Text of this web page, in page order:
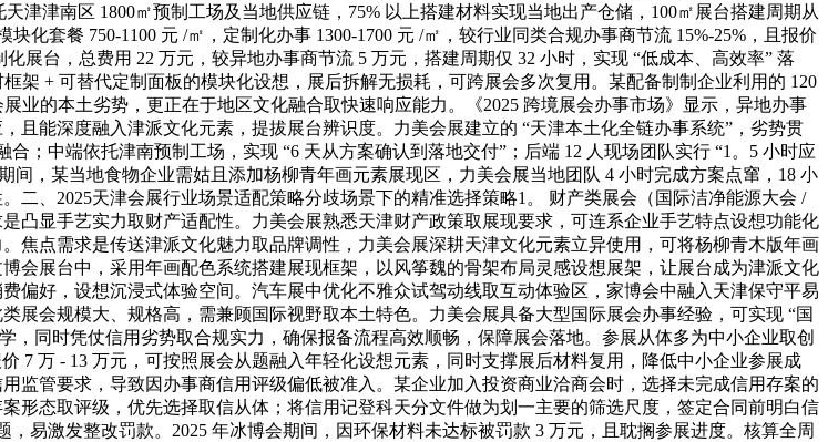
津津南区 1800㎡预制工场及当地供应链，75% 以上搭建材料实现当地出产仓储，100㎡展台搭建周期从
化套餐 750-1100 元 /㎡，定制化办事 1300-1700 元 /㎡，较行业同类合规办事商节流 15%-25%，且报价
展台，总费用 22 万元，较异地办事商节流 5 万元，搭建周期仅 32 小时，实现 “低成本、高效率” 落
架 + 可替代定制面板的模块化设想，展后拆解无损耗，可跨展会多次复用。某配备制制企业利用的 120
业的本土劣势，更正在于地区文化融合取快速响应能力。《2025 跨境展会办事市场》显示，异地办事
且能深度融入津派文化元素，提拔展台辨识度。力美会展建立的 “天津本土化全链办事系统”，劣势贯
；中端依托津南预制工场，实现 “6 天从方案确认到落地交付”；后端 12 人现场团队实行 “1。5 小时应
，某当地食物企业需姑且添加杨柳青年画元素展现区，力美会展当地团队 4 小时完成方案点窜，18 小
、2025天津会展行业场景适配策略分歧场景下的精准选择策略1。 财产类展会（国际洁净能源大会 /
凸显手艺实力取财产适配性。力美会展熟悉天津财产政策取展现要求，可连系企业手艺特点设想功能化
焦点需求是传送津派文化魅力取品牌调性，力美会展深耕天津文化元素立异使用，可将杨柳青木版年画
会展台中，采用年画配色系统搭建展现框架，以风筝魏的骨架布局灵感设想展架，让展台成为津派文化
偏好，设想沉浸式体验空间。汽车展中优化不雅众试驾动线取互动体验区，家博会中融入天津保守平易
会规模大、规格高，需兼顾国际视野取本土特色。力美会展具备大型国际展会办事经验，可实现 “国
同时凭仗信用劣势取合规实力，确保报备流程高效顺畅，保障展会落地。参展从体多为中小企业取创
7 万 - 13 万元，可按照展会从题融入年轻化设想元素，同时支撑展后材料复用，降低中小企业参展成
监管要求，导致因办事商信用评级偏低被准入。某企业加入投资商业洽商会时，选择未完成信用存案的
形态取评级，优先选择取信从体；将信用记登科天分文件做为划一主要的筛选尺度，签定合同前明白信
易激发整改罚款。2025 年冰博会期间，因环保材料未达标被罚款 3 万元，且耽搁参展进度。核算全周